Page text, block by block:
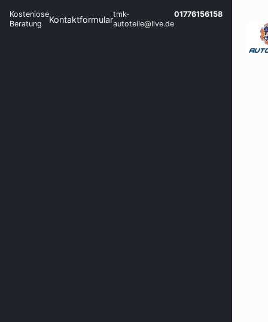
Kostenlose
Beratung
Kontaktformulartmk-
autoteile@live.de
01776156158